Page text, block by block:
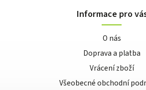
Informace pro
O nás
Doprava a platba
Vrácení zboží
Všeobecné obchodní